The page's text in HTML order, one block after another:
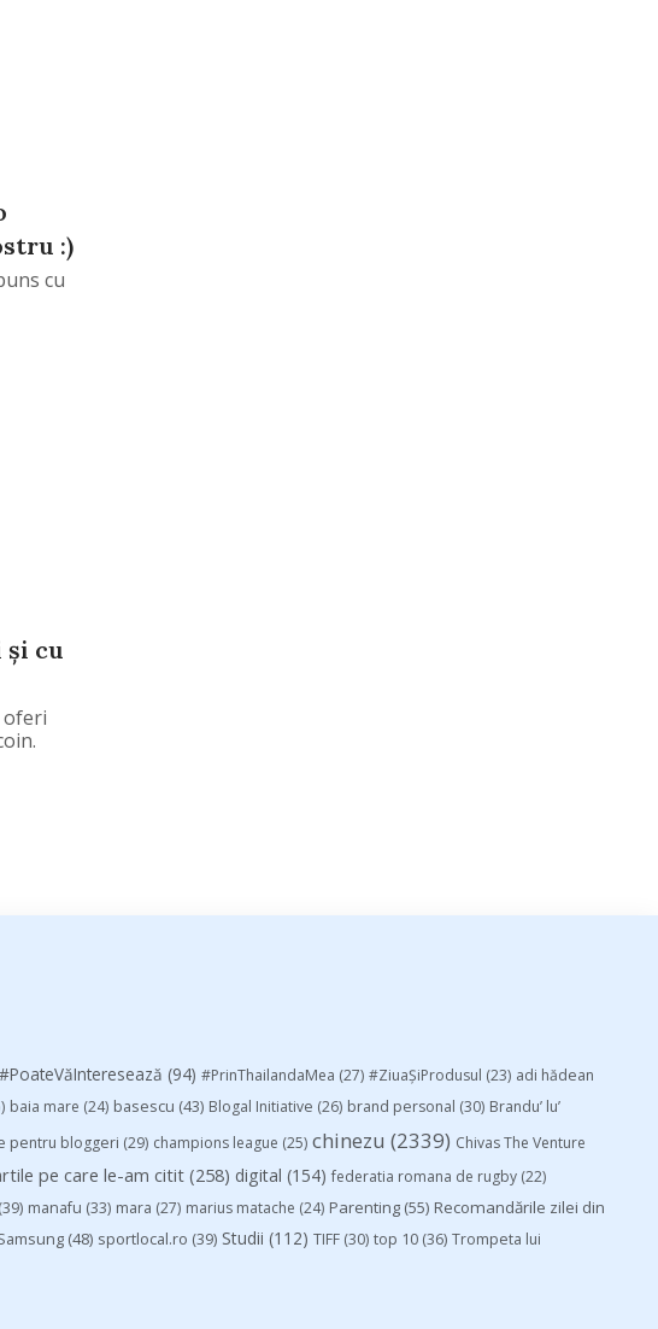
:)
cu
şi cu
oferi
#PoateVăInteresează (94) #PrinThailandaMea (27) #ZiuaȘiProdusul (23) adi hădean
baia mare (24) basescu (43) Blogal Initiative (26) brand personal (30) Brandu’ lu’
pentru bloggeri (29) champions league (25) chinezu (2339) Chivas The Venture
pe care le-am citit (258) digital (154) federatia romana de rugby (22)
(39) manafu (33) mara (27) marius matache (24) Parenting (55) Recomandările zilei din
(48) sportlocal.ro (39) Studii (112) TIFF (30) top 10 (36) Trompeta lui